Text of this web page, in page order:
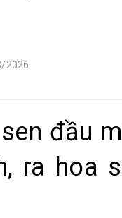
2026
đầu
ra hoa